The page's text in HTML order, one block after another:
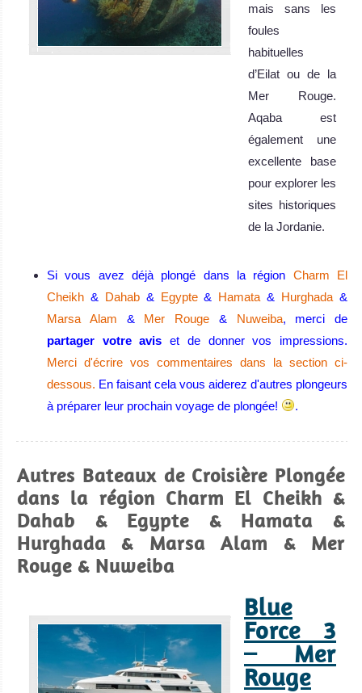
mais sans les
foules
habituelles
d’Eilat ou de la
Mer Rouge.
Aqaba est
également une
excellente base
pour explorer les
sites historiques
de la Jordanie.
Eilat
Eilat, en Israël,
offre des
conditions de
plongée
optimales : eaux
excellente toute
l’année, courant
nuls à faibles, et
une immense
marine !
Eilat Avis sur la
plongée
Si vous avez déjà plongé dans la région Charm El
Cheikh & Dahab& Egypte& Hamata & Hurghada &
Marsa Alam & Mer Rouge & Nuweiba, merci de
partager votre avis et de donner vos impressions.
Merci d'écrire vos commentaires dans la section ci-
dessous. En faisant cela vous aiderez d'autres plongeurs
à préparer leur prochain voyage de plongée!
.
Autres Bateaux de Croisière Plongée
dans la région Charm El Cheikh &
Dahab & Egypte & Hamata &
Hurghada & Marsa Alam & Mer
Rouge & Nuweiba
Blue
Force 3
– Mer
Rouge